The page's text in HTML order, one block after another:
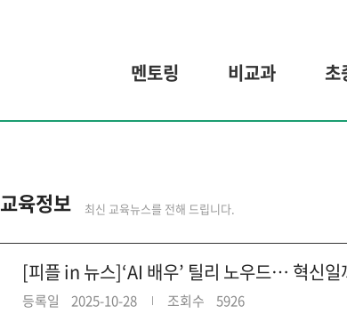
멘토링 비교과 초
교육정보 최신 교육뉴스를 전해 드립니다.
[피플 in 뉴스]‘AI 배우’ 틸리 노우드… 혁신일
등록일 2025-10-28 조회수 5926